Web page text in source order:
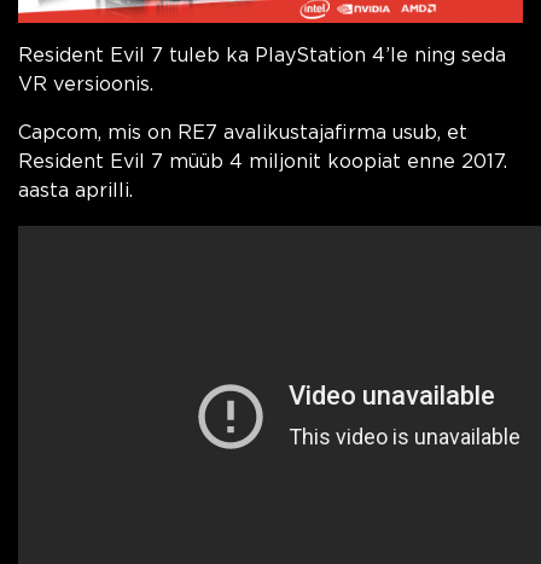
Resident Evil 7 tuleb ka PlayStation 4’le ning seda
VR versioonis.
Capcom, mis on RE7 avalikustajafirma usub, et
Resident Evil 7 müüb 4 miljonit koopiat enne 2017.
aasta aprilli.